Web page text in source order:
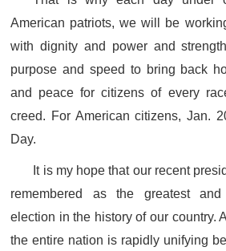
American patriots, we will be
with dignity and power and
purpose and speed to bring back
and peace for citizens of every
creed. For American citizens, Jan.
Day.
It is my hope that our recent
remembered as the greatest and
election in the history of our country.
the entire nation is rapidly unifying